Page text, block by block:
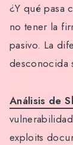
¿Y qué pasa
no tener la
pasivo. La
desconocida
Análisis de
exploits